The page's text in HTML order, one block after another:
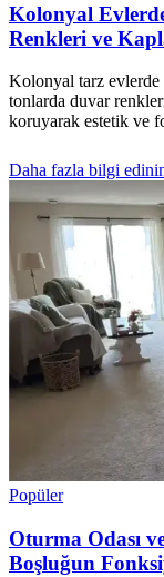
Kolonyal
Renkleri ve
Kolonyal tarz evlerde
tonlarda duvar
koruyarak estetik ve
Daha fazla bilgi
Popüler
Oturma Odası
Boşluğun